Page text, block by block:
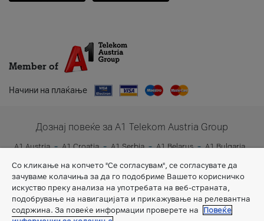
Member of
Начини на плаќање
Дознај повеќе за A1 Telekom Austria Group
A1 Austria A1 Croatia A1 Serbia A1 Belarus
A1 Bulgaria
Со кликање на копчето "Се согласувам", се согласувате да
зачуваме колачиња за да го подобриме Вашето корисничко
искуство преку анализа на употребата на веб-страната,
подобрување на навигацијата и прикажување на релевантна
содржина. За повеќе информации проверете на
Повеќе